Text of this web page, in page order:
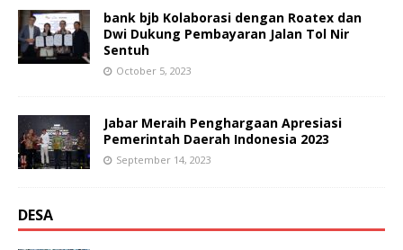
bank bjb Kolaborasi dengan Roatex dan
Dwi Dukung Pembayaran Jalan Tol Nir
Sentuh
October 5, 2023
Jabar Meraih Penghargaan Apresiasi
Pemerintah Daerah Indonesia 2023
September 14, 2023
DESA